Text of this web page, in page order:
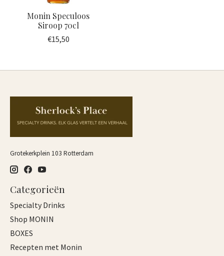
Monin Speculoos
Siroop 70cl
€15,50
Grotekerkplein 103 Rotterdam
Categorieën
Specialty Drinks
Shop MONIN
BOXES
Recepten met Monin